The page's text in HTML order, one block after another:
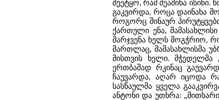
შეეტყო, რამ შეაშინა
გაკვირდა, როცა დაინახა
როგორც შინაურ
ქართული ენა,
მარჯვენა ხელს მოგჭრიო,
მართლაც, მამასახლისმა
მისთვის ხელი.
ერთბაშად რკინაც
ჩაუვარდა, აღარ იცოდა
სასწაულმა ყველა
ანტონი და უთხრა: